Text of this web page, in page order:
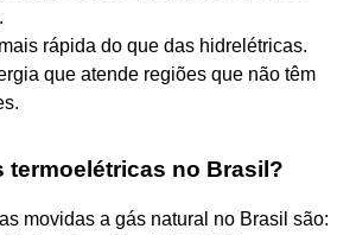
rápida do que das hidrelétricas.
que atende regiões que não têm
termoelétricas no Brasil?
movidas a gás natural no Brasil são: